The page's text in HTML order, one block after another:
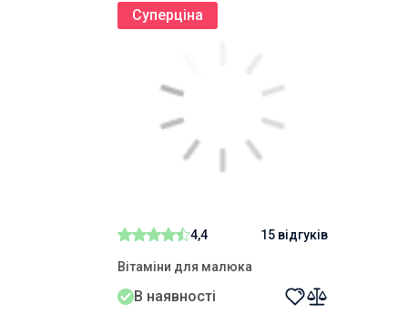
Суперціна
4,4 15 відгуків
Вітаміни для малюка
В наявності